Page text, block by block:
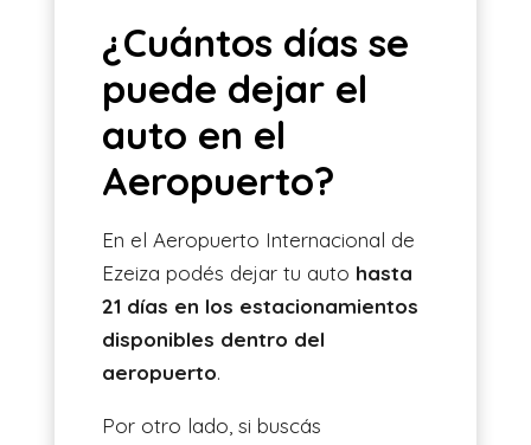
¿Cuántos días se
puede dejar el
auto en el
Aeropuerto?
En el Aeropuerto Internacional de
Ezeiza podés dejar tu auto hasta
21 días en los estacionamientos
disponibles dentro del
aeropuerto.
Por otro lado, si buscás